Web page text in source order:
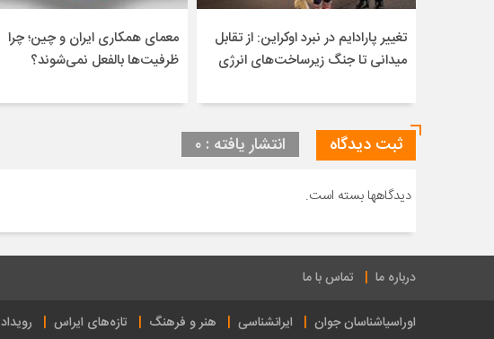
تغییر پارادایم در نبرد اوکراین: از تقابل
میدانی تا جنگ زیرساخت‌های انرژی
معمای همکاری ایران و چین؛ چرا
ظرفیت‌ها بالفعل نمی‌شوند؟
ثبت دیدگاه انتشار یافته : ۰
دیدگاهها بسته است.
درباره ما تماس با ما
اوراسیاشناسان جوان ایرانشناسی هنر و فرهنگ تازه‌های ایراس رویداد